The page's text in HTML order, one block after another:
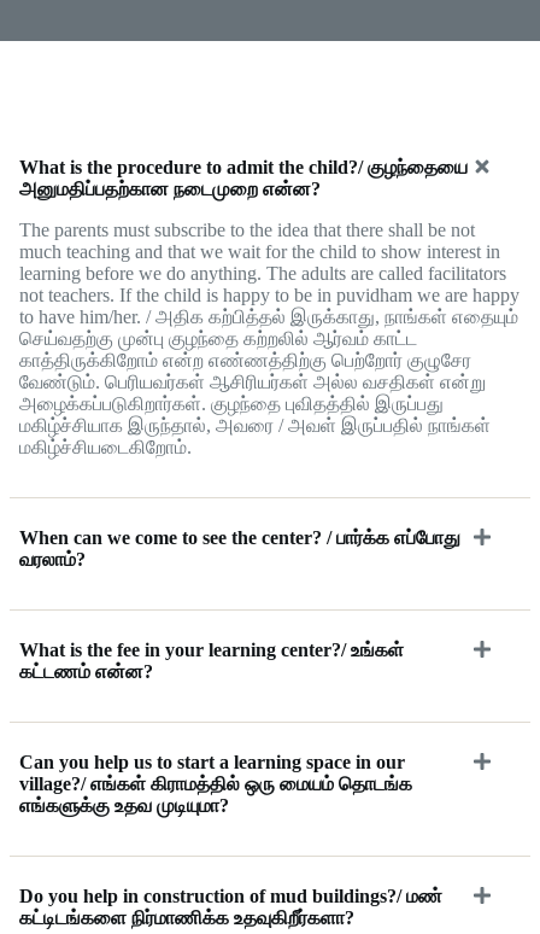
What is the procedure to admit the child?/ குழந்தையை
அனுமதிப்பதற்கான நடைமுறை என்ன?
The parents must subscribe to the idea that there shall be not
much teaching and that we wait for the child to show interest in
learning before we do anything. The adults are called facilitators
not teachers. If the child is happy to be in puvidham we are happy
to have him/her. / அதிக கற்பித்தல் இருக்காது, நாங்கள் எதையும்
செய்வதற்கு முன்பு குழந்தை கற்றலில் ஆர்வம் காட்ட
காத்திருக்கிறோம் என்ற எண்ணத்திற்கு பெற்றோர் குழுசேர
வேண்டும். பெரியவர்கள் ஆசிரியர்கள் அல்ல வசதிகள் என்று
அழைக்கப்படுகிறார்கள். குழந்தை புவிதத்தில் இருப்பது
மகிழ்ச்சியாக இருந்தால், அவரை / அவள் இருப்பதில் நாங்கள்
மகிழ்ச்சியடைகிறோம்.
When can we come to see the center? / பார்க்க எப்போது
வரலாம்?
What is the fee in your learning center?/ உங்கள்
கட்டணம் என்ன?
Can you help us to start a learning space in our
village?/ எங்கள் கிராமத்தில் ஒரு மையம் தொடங்க
எங்களுக்கு உதவ முடியுமா?
Do you help in construction of mud buildings?/ மண்
கட்டிடங்களை நிர்மாணிக்க உதவுகிறீர்களா?